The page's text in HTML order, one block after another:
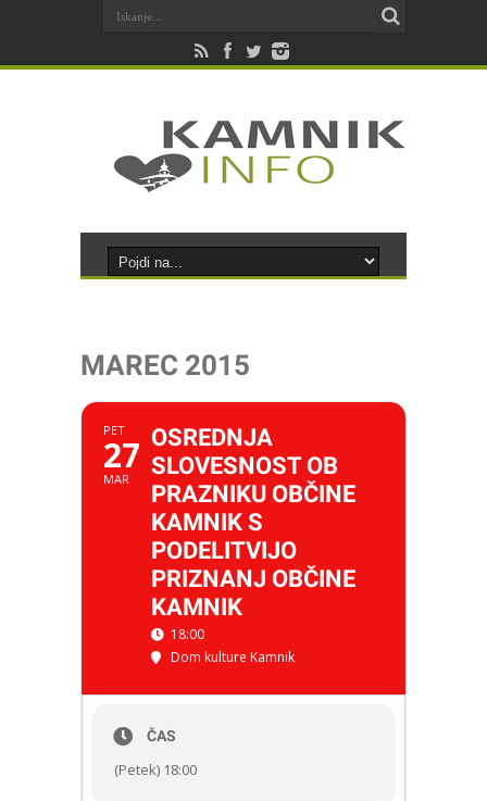
MAREC 2015
PET
27
MAR
OSREDNJA
SLOVESNOST OB
PRAZNIKU OBČINE
KAMNIK S
PODELITVIJO
PRIZNANJ OBČINE
KAMNIK
18:00
Dom kulture Kamnik
ČAS
(Petek) 18:00